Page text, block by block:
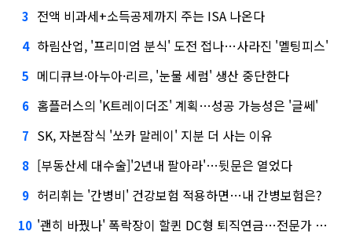
3 전액 비과세+소득공제까지 주는 ISA 나온다
4 하림산업, '프리미엄 분식' 도전 접나…사라진 '멜팅피스'
5 메디큐브·아누아·리르, '눈물 세럼' 생산 중단한다
6 홈플러스의 'K트레이더조' 계획…성공 가능성은 '글쎄'
7 SK, 자본잠식 '쏘카 말레이' 지분 더 사는 이유
8 [부동산세 대수술]'2년내 팔아라'…뒷문은 열었다
9 허리휘는 '간병비' 건강보험 적용하면…내 간병보험은?
10 '괜히 바꿨나' 폭락장이 할퀸 DC형 퇴직연금…전문가 조언은